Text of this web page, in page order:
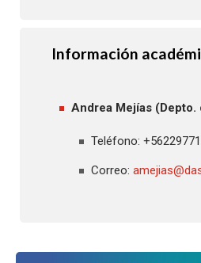
Información
Andrea Mejías (Depto.
Teléfono:
Correo: